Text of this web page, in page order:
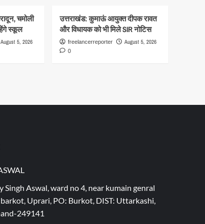
चमोली
स्कूल
August 5, 2026
उत्तराखंड: कुमाऊं आयुक्त दीपक रावत
और विधायक को भी मिले SIR नोटिस
freelancerreporter August 5, 2026
0
Singh Aswal, ward no 4, near kumain genral
Uprari, PO: Burkot, DIST: Uttarkashi,
249141